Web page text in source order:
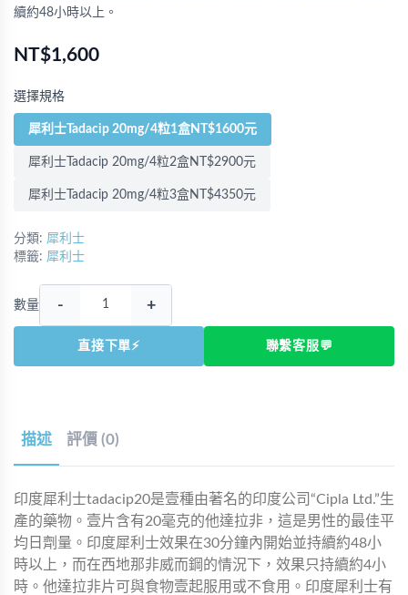
續約48小時以上。
NT$1,600
選擇規格
犀利士Tadacip 20mg/4粒1盒NT$1600元
犀利士Tadacip 20mg/4粒2盒NT$2900元
犀利士Tadacip 20mg/4粒3盒NT$4350元
分類: 犀利士
標籤: 犀利士
數量 - +
直接下單⚡ 聯繫客服💬
描述 評價 (0)
印度犀利士tadacip20是壹種由著名的印度公司“Cipla Ltd.”生
產的藥物。壹片含有20毫克的他達拉非，這是男性的最佳平
均日劑量。印度犀利士效果在30分鐘內開始並持續約48小
時以上，而在西地那非威而鋼的情況下，效果只持續約4小
時。他達拉非片可與食物壹起服用或不食用。印度犀利士有